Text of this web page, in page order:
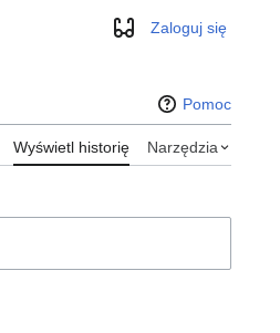
WyglądZaloguj się
Pomoc
Wyświetl historię Narzędzia